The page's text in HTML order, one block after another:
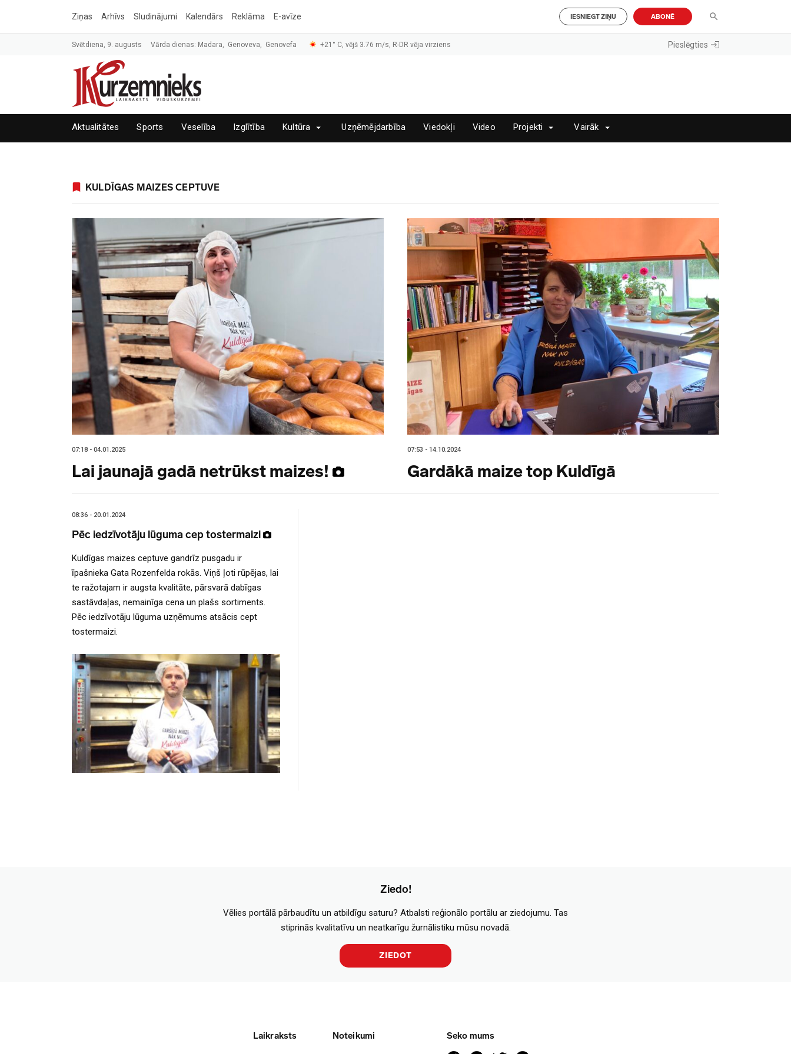
Ziņas Arhīvs Sludinājumi Kalendārs Reklāma E-avīze IESNIEGT ZIŅU ABONĒ
Svētdiena, 9. augusts Vārda dienas: Madara, Genoveva, Genovefa +21° C, vējš 3.76 m/s, R-DR vēja virziens Pieslēgties
Aktualitātes Sports Veselība Izglītība Kultūra Uzņēmējdarbība Viedokļi Video Projekti Vairāk
KULDĪGAS MAIZES CEPTUVE
07:18 - 04.01.2025
Lai jaunajā gadā netrūkst maizes!
07:53 - 14.10.2024
Gardākā maize top Kuldīgā
08:36 - 20.01.2024
Pēc iedzīvotāju lūguma cep tostermaizi
Kuldīgas maizes ceptuve gandrīz pusgadu ir
īpašnieka Gata Rozenfelda rokās. Viņš ļoti rūpējas, lai
te ražotajam ir augsta kvalitāte, pārsvarā dabīgas
sastāvdaļas, nemainīga cena un plašs sortiments.
Pēc iedzīvotāju lūguma uzņēmums atsācis cept
tostermaizi.
Ziedo!
Vēlies portālā pārbaudītu un atbildīgu saturu? Atbalsti reģionālo portālu ar ziedojumu. Tas
stiprinās kvalitatīvu un neatkarīgu žurnālistiku mūsu novadā.
ZIEDOT
Laikraksts Noteikumi Seko mums